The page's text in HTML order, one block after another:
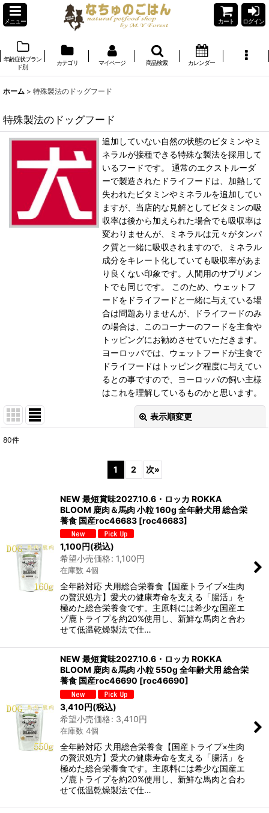
メニュー カート ログイン
年齢症状ブラン
ド別
カテゴリ マイページ 商品検索 カレンダー
ホーム > 特殊製法のドッグフード
特殊製法のドッグフード
追加していない自然の状態のビタミンやミ
ネラルが接種できる特殊な製法を採用して
いるフードです。 通常のエクストルーダ
ーで製造されたドライフードは、加熱して
失われたビタミンやミネラルを追加してい
ますが、当店的な見解としてビタミンの吸
収率は後から加えられた場合でも吸収率は
変わりませんが、ミネラルは元々がタンパ
ク質と一緒に吸収されますので、ミネラル
成分をキレート化していても吸収率があま
り良くない印象です。人間用のサプリメン
トでも同じです。 このため、ウェットフ
ードをドライフードと一緒に与えている場
合は問題ありませんが、ドライフードのみ
の場合は、このコーナーのフードを主食や
トッピングにお勧めさせていただきます。
ヨーロッパでは、ウェットフードが主食で
ドライフードはトッピング程度に与えてい
るとの事ですので、ヨーロッパの飼い主様
はこれを理解しているものかと思います。
表示順変更
絞り込む
80件
1 2 次»
NEW 最短賞味2027.10.6・ロッカ ROKKA
BLOOM 鹿肉＆馬肉 小粒 160g 全年齢犬用 総合栄
養食 国産roc46683 [roc46683]
1,100 円(税込)
希望小売価格: 1,100円
在庫数 4個
全年齢対応 犬用総合栄養食【国産トライプ×生肉
の贅沢処方】愛犬の健康寿命を支える「腸活」を
極めた総合栄養食です。主原料には希少な国産エ
ゾ鹿トライプを約20%使用し、新鮮な馬肉と合わ
せて低温乾燥製法で仕…
NEW 最短賞味2027.10.6・ロッカ ROKKA
BLOOM 鹿肉＆馬肉 小粒 550g 全年齢犬用 総合栄
養食 国産roc46690 [roc46690]
3,410円(税込)
希望小売価格: 3,410円
在庫数 4個
全年齢対応 犬用総合栄養食【国産トライプ×生肉
の贅沢処方】愛犬の健康寿命を支える「腸活」を
極めた総合栄養食です。主原料には希少な国産エ
ゾ鹿トライプを約20%使用し、新鮮な馬肉と合わ
せて低温乾燥製法で仕…